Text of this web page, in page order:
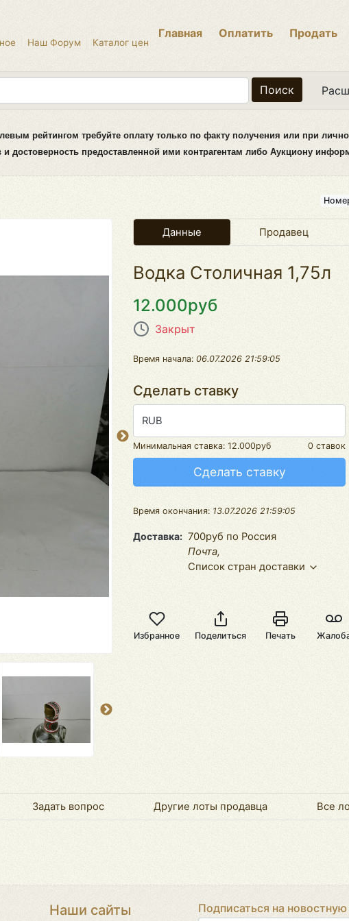
Наш Форум Каталог цен
Главная Оплатить Продать
Поиск
рейтингом требуйте оплату только по факту получения или при
и достоверность предоставленной ими контрагентам либо Аукциону
Данные Продавец
Водка Столичная 1,75л
12.000руб
Закрыт
Время начала: 06.07.2026 21:59:05
Сделать ставку
RUB
Минимальная ставка: 12.000руб 0 ставок
Сделать ставку
Время окончания: 13.07.2026 21:59:05
Доставка
700руб по Россия
Почта,
Список стран доставки
Избранное Поделиться Печать
Задать вопрос Другие лоты продавца Все
Наши сайты Подписаться на